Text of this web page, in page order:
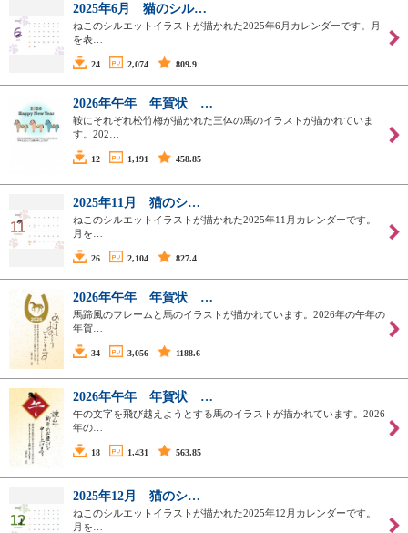
2025年6月 猫のシル…
ねこのシルエットイラストが描かれた2025年6月カレンダーです。月
を表…
24 2,074 809.9
2026年午年 年賀状 …
鞍にそれぞれ松竹梅が描かれた三体の馬のイラストが描かれていま
す。202…
12 1,191 458.85
2025年11月 猫のシ…
ねこのシルエットイラストが描かれた2025年11月カレンダーです。
月を…
26 2,104 827.4
2026年午年 年賀状 …
馬蹄風のフレームと馬のイラストが描かれています。2026年の午年の
年賀…
34 3,056 1188.6
2026年午年 年賀状 …
午の文字を飛び越えようとする馬のイラストが描かれています。2026
年の…
18 1,431 563.85
2025年12月 猫のシ…
ねこのシルエットイラストが描かれた2025年12月カレンダーです。
月を…